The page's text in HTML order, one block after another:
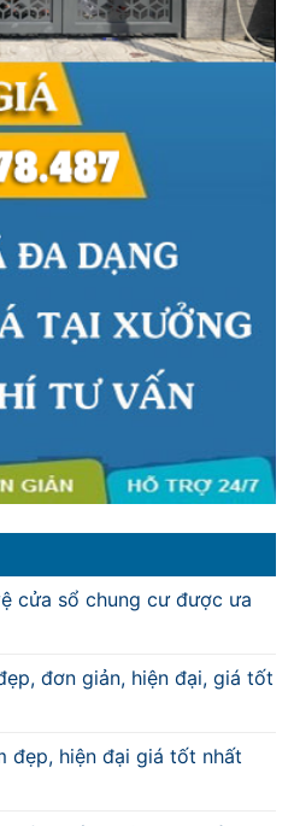
cửa sổ chung cư được ưa
đơn giản, hiện đại, giá tốt
đẹp, hiện đại giá tốt nhất